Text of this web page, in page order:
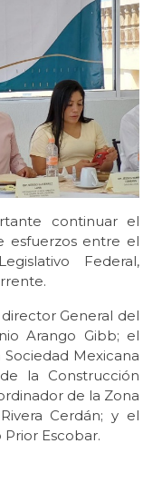
continuar el
esfuerzos entre el
Federal,
General del
Arango Gibb; el
Mexicana
la Construcción
de la Zona
Cerdán; y el
Escobar.